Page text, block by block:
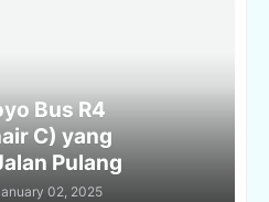
Bus R4
C) yang
Pulang
02, 2025